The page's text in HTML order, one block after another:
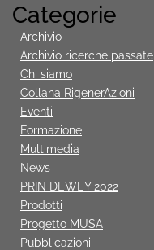
Categorie
Archivio
Archivio ricerche passate
Chi siamo
Collana RigenerAzioni
Eventi
Formazione
Multimedia
News
PRIN DEWEY 2022
Prodotti
Progetto MUSA
Pubblicazioni